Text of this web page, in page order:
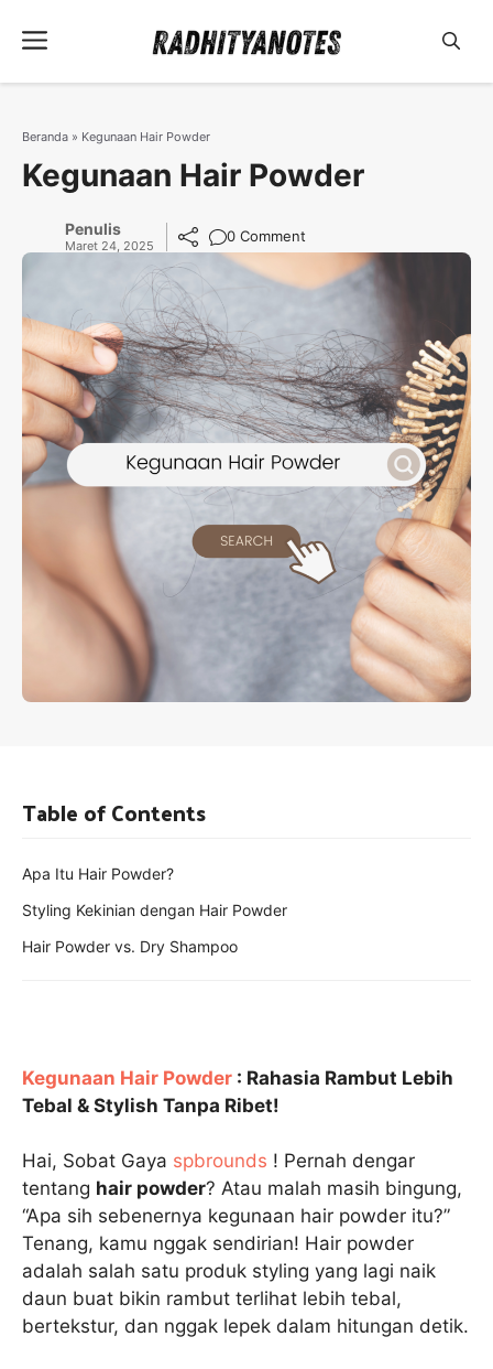
Menu
Beranda » Kegunaan Hair Powder
Kegunaan Hair Powder
Penulis
Maret 24, 2025
0 Comment
Kegunaan Hair Powder : Rahasia Rambut Lebih
Tebal & Stylish Tanpa Ribet!
Hai, Sobat Gaya spbrounds ! Pernah dengar
tentang hair powder? Atau malah masih bingung,
“Apa sih sebenernya kegunaan hair powder itu?”
Tenang, kamu nggak sendirian! Hair powder
adalah salah satu produk styling yang lagi naik
daun buat bikin rambut terlihat lebih tebal,
bertekstur, dan nggak lepek dalam hitungan detik.
Table of Contents
Apa Itu Hair Powder?
Styling Kekinian dengan Hair Powder
Hair Powder vs. Dry Shampoo